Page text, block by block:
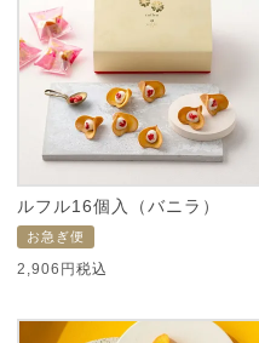
ルフル16個入（バニラ）
お急ぎ便
2,906 税込